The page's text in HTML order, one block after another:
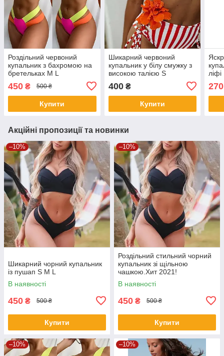
Роздільний червоний
купальник з бахромою на
бретельках M L
450 ₴ 500 ₴
Купити
Шикарний червоний
купальник у білу смужку з
високою талією S
400₴
Купити
ліфі
270
Акційні пропозиції та новинки
–10%
Шикарний чорний купальник
із пушап S M L
В наявності
450 ₴ 500 ₴
Купити
–10%
Роздільний стильний чорний
купальник зі щільною
чашкою.Хит 2021!
В наявності
450 ₴ 500 ₴
Купити
–10% –10%